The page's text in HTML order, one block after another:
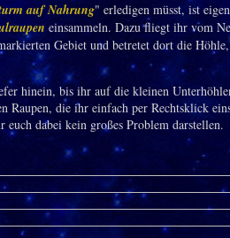
auf Nahrung" erledigen müsst, ist
einsammeln. Dazu fliegt ihr vom
Gebiet und betretet dort die
hinein, bis ihr auf die kleinen
Raupen, die ihr einfach per Rechtsklick
dabei kein großes Problem darstellen.